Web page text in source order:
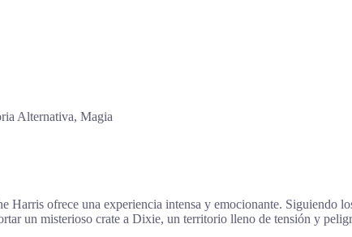
Alternativa, Magia
Harris ofrece una experiencia intensa y emocionante. Siguiendo
un misterioso crate a Dixie, un territorio lleno de tensión y